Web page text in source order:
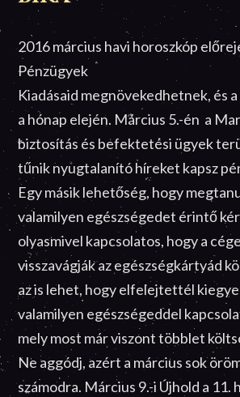
2016 március havi horoszkóp
Pénzügyek
Kiadásaid megnövekedhetnek, és
a hónap elején. Március 5.-én a
biztosítás és befektetési ügyek
tűnik nyugtalanító híreket kapsz
Egy másik lehetőség, hogy
valamilyen egészségedet érintő
olyasmivel kapcsolatos, hogy a
visszavágják az egészségkártyád
az is lehet, hogy elfelejtettél
valamilyen egészségeddel
mely most már viszont többlet
Ne aggódj, azért a március sok
számodra. Március 9.-i Újhold a 11.